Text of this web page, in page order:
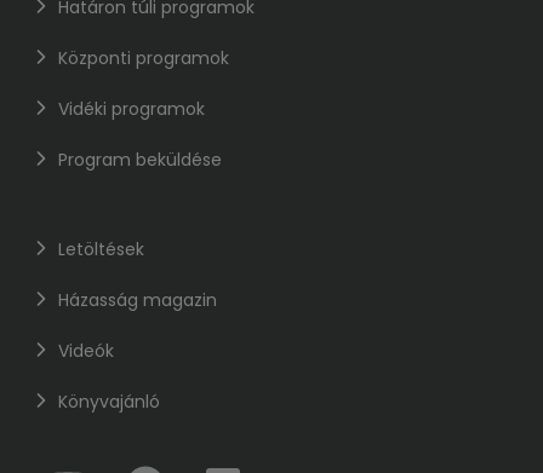
Határon túli programok
Központi programok
Vidéki programok
Program beküldése
Letöltések
Házasság magazin
Videók
Könyvajánló